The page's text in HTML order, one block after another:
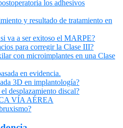
los adhesivos
y resultado de tratamiento en
va a ser exitoso el MARPE?
para corregir la Clase III?
con microimplantes en una Clase
en evidencia.
3D en implantología?
desplazamiento discal?
VÍA AÉREA